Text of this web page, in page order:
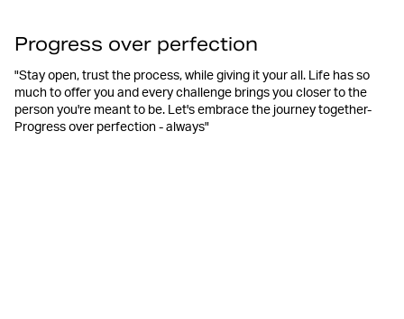
Progress over perfection
"Stay open, trust the process, while giving it your all. Life has so
much to offer you and every challenge brings you closer to the
person you're meant to be. Let's embrace the journey together-
Progress over perfection - always"